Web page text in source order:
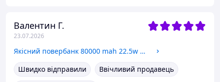
Валентин Г.
23.07.2026
Якісний повербанк 80000 mah 22.5w зі швидким заряджанням батареї з ліхтариком Awei powerbank з дисплеєм
Швидко відправили
Ввічливий продавець